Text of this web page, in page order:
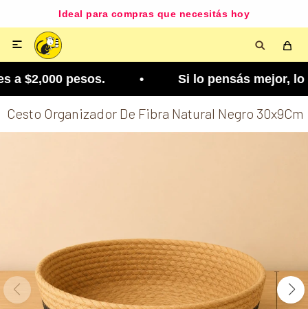
Ideal para compras que necesitás hoy

a $2,000 pesos. • Si lo pensás mejor, lo
Cesto Organizador De Fibra Natural Negro 30x9Cm